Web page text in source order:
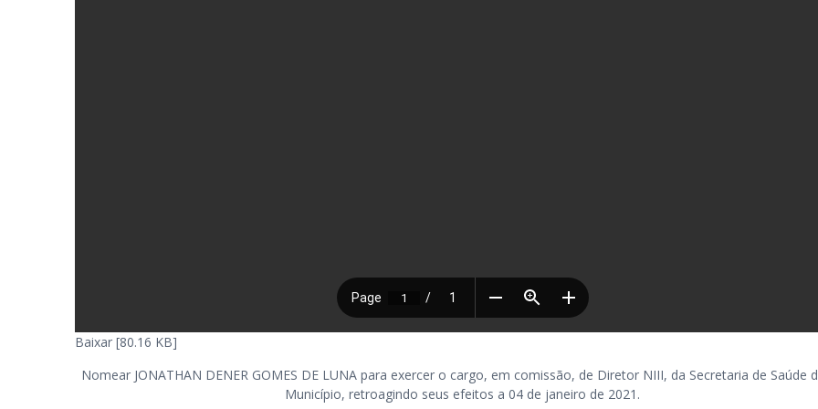
Baixar [80.16 KB]
Nomear JONATHAN DENER GOMES DE LUNA para exercer o cargo, em comissão, de Diretor NIII, da Secretaria de Saúde
Município, retroagindo seus efeitos a 04 de janeiro de 2021.